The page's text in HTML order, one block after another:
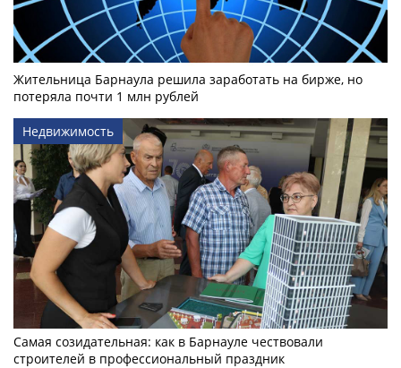
Жительница Барнаула решила заработать на бирже, но
потеряла почти 1 млн рублей
Недвижимость
Самая созидательная: как в Барнауле чествовали
строителей в профессиональный праздник